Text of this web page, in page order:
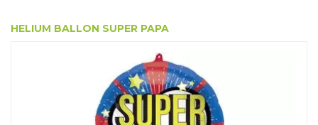
HELIUM BALLON SUPER PAPA